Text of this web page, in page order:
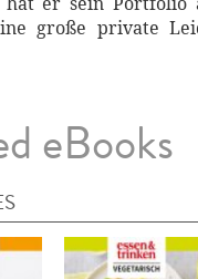
große private
eBooks